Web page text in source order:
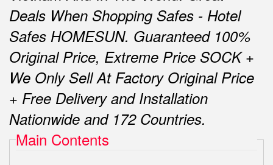
Deals When Shopping Safes - Hotel
Safes HOMESUN. Guaranteed 100%
Original Price, Extreme Price SOCK +
We Only Sell At Factory Original Price
+ Free Delivery and Installation
Nationwide and 172 Countries.
Main Contents